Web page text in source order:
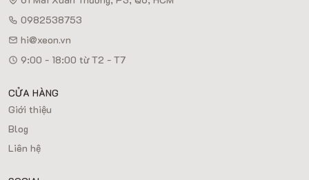
0982538753
hi@xeon.vn
9:00 - 18:00 từ T2 - T7
CỬA HÀNG
Giới thiệu
Blog
Liên hệ